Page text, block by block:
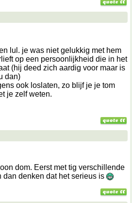
lul. je was niet gelukkig met hem
op een persoonlijkheid die in het
(hij deed zich aardig voor maar is
dan)
ook loslaten, zo blijf je je tom
je zelf weten.
dom. Eerst met tig verschillende
dan denken dat het serieus is